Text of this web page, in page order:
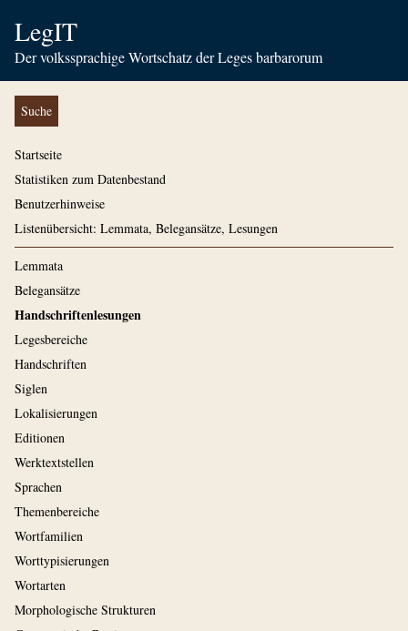
LegIT
Der volkssprachige Wortschatz der Leges barbarorum
Suche
Startseite
Statistiken zum Datenbestand
Benutzerhinweise
Listenübersicht: Lemmata, Belegansätze, Lesungen
Lemmata
Belegansätze
Handschriftenlesungen
Legesbereiche
Handschriften
Siglen
Lokalisierungen
Editionen
Werktextstellen
Sprachen
Themenbereiche
Wortfamilien
Worttypisierungen
Wortarten
Morphologische Strukturen